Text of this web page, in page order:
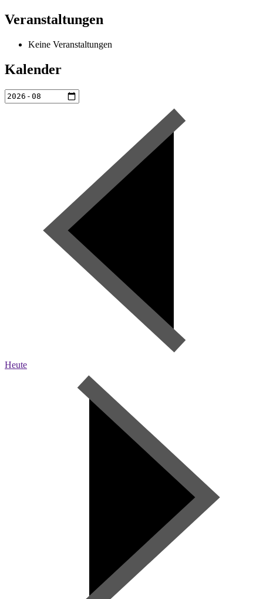
Veranstaltungen
Keine Veranstaltungen
Kalender
Heute